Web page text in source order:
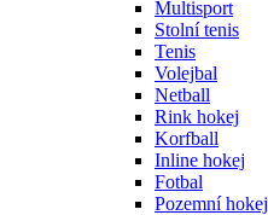
Multisport
Stolní tenis
Tenis
Volejbal
Netball
Rink hokej
Korfball
Inline hokej
Fotbal
Pozemní hokej